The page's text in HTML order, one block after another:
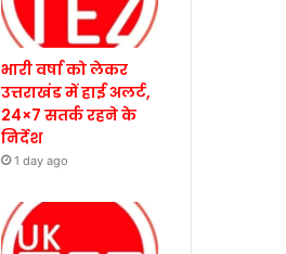
भारी वर्षा को लेकर
उत्तराखंड में हाई अलर्ट,
24×7 सतर्क रहने के
निर्देश
1 day ago